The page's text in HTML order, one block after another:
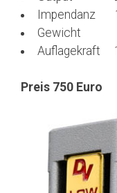
Impendanz
Gewicht
Auflagekraft
Preis 750 Euro